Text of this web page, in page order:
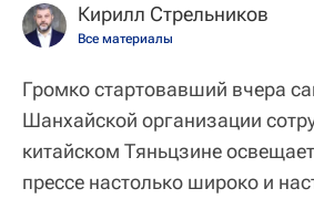
Кирилл Стрельников
Все материалы
Громко стартовавший вчера
Шанхайской организации
китайском Тяньцзине
прессе настолько широко и